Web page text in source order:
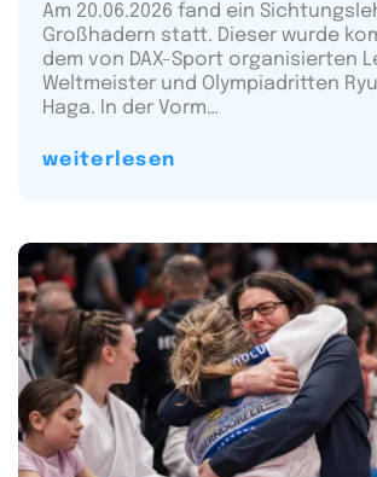
Am 20.06.2026 fand ein
Großhadern statt. Dieser wurde
dem von DAX-Sport organisierten
Weltmeister und Olympiadritten
Haga. In der Vorm…
weiterlesen